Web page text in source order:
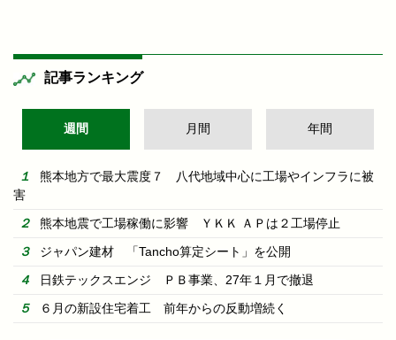
記事ランキング
週間 月間 年間
熊本地方で最大震度７ 八代地域中心に工場やインフラに被
害
熊本地震で工場稼働に影響 ＹＫＫ ＡＰは２工場停止
ジャパン建材 「Tancho算定シート」を公開
日鉄テックスエンジ ＰＢ事業、27年１月で撤退
６月の新設住宅着工 前年からの反動増続く